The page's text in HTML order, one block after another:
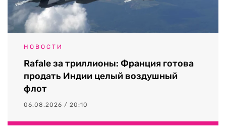
НОВОСТИ
Rafale за триллионы: Франция готова
продать Индии целый воздушный
флот
06.08.2026 / 20:10